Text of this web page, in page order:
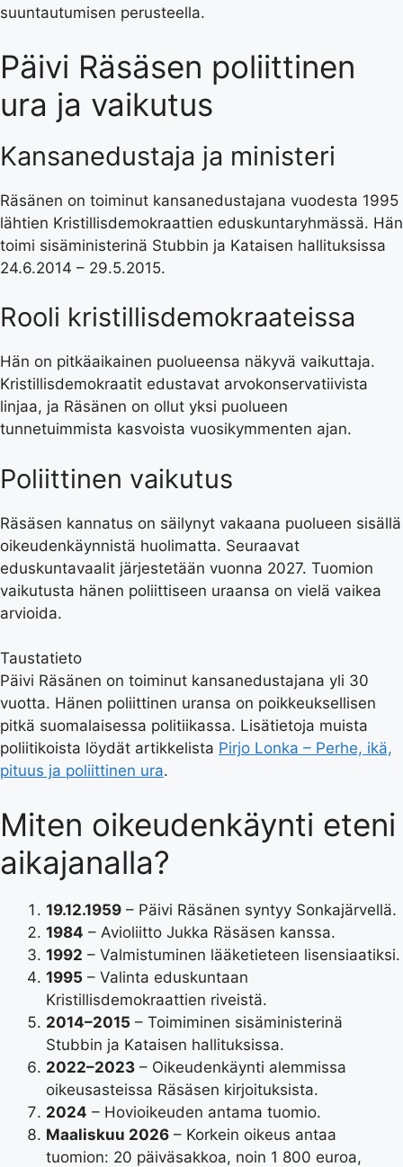
suuntautumisen perusteella.
Päivi Räsäsen poliittinen
ura ja vaikutus
Kansanedustaja ja ministeri
Räsänen on toiminut kansanedustajana vuodesta 1995
lähtien Kristillisdemokraattien eduskuntaryhmässä. Hän
toimi sisäministerinä Stubbin ja Kataisen hallituksissa
24.6.2014 – 29.5.2015.
Rooli kristillisdemokraateissa
Hän on pitkäaikainen puolueensa näkyvä vaikuttaja.
Kristillisdemokraatit edustavat arvokonservatiivista
linjaa, ja Räsänen on ollut yksi puolueen
tunnetuimmista kasvoista vuosikymmenten ajan.
Poliittinen vaikutus
Räsäsen kannatus on säilynyt vakaana puolueen sisällä
oikeudenkäynnistä huolimatta. Seuraavat
eduskuntavaalit järjestetään vuonna 2027. Tuomion
vaikutusta hänen poliittiseen uraansa on vielä vaikea
arvioida.
Taustatieto
Päivi Räsänen on toiminut kansanedustajana yli 30
vuotta. Hänen poliittinen uransa on poikkeuksellisen
pitkä suomalaisessa politiikassa. Lisätietoja muista
poliitikoista löydät artikkelista Pirjo Lonka – Perhe, ikä,
pituus ja poliittinen ura.
Miten oikeudenkäynti eteni
aikajanalla?
19.12.1959 – Päivi Räsänen syntyy Sonkajärvellä.
1984 – Avioliitto Jukka Räsäsen kanssa.
1992 – Valmistuminen lääketieteen lisensiaatiksi.
1995 – Valinta eduskuntaan
Kristillisdemokraattien riveistä.
2014–2015 – Toimiminen sisäministerinä
Stubbin ja Kataisen hallituksissa.
2022–2023 – Oikeudenkäynti alemmissa
oikeusasteissa Räsäsen kirjoituksista.
2024 – Hovioikeuden antama tuomio.
Maaliskuu 2026 – Korkein oikeus antaa
tuomion: 20 päiväsakkoa, noin 1 800 euroa,